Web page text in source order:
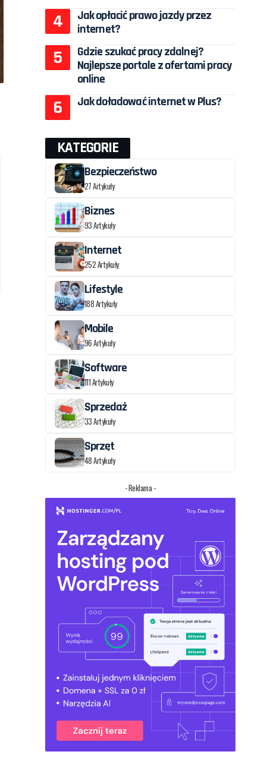
Jak opłacić prawo jazdy przez
internet?
Gdzie szukać pracy zdalnej?
Najlepsze portale z ofertami pracy
online
Jak doładować internet w Plus?
KATEGORIE
Bezpieczeństwo
27 Artykuły
Biznes
93 Artykuły
Internet
252 Artykuły
Lifestyle
188 Artykuły
Mobile
96 Artykuły
Software
111 Artykuły
Sprzedaż
33 Artykuły
Sprzęt
48 Artykuły
- Reklama -